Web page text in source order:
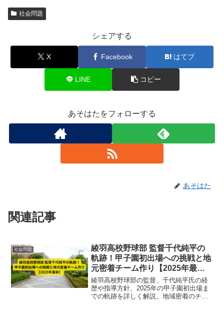
社会問題
シェアする
X Facebook はてブ
LINE コピー
あそはたをフォローする
あそはた
関連記事
社会問題
綾羽高校野球部 監督千代純平の
軌跡！甲子園初出場への挑戦と地
元密着チーム作り【2025年最
新】
綾羽高校野球部の監督、千代純平氏の経
歴や指導方針、2025年の甲子園初出場ま
での軌跡を詳しく解説。地域密着のチー